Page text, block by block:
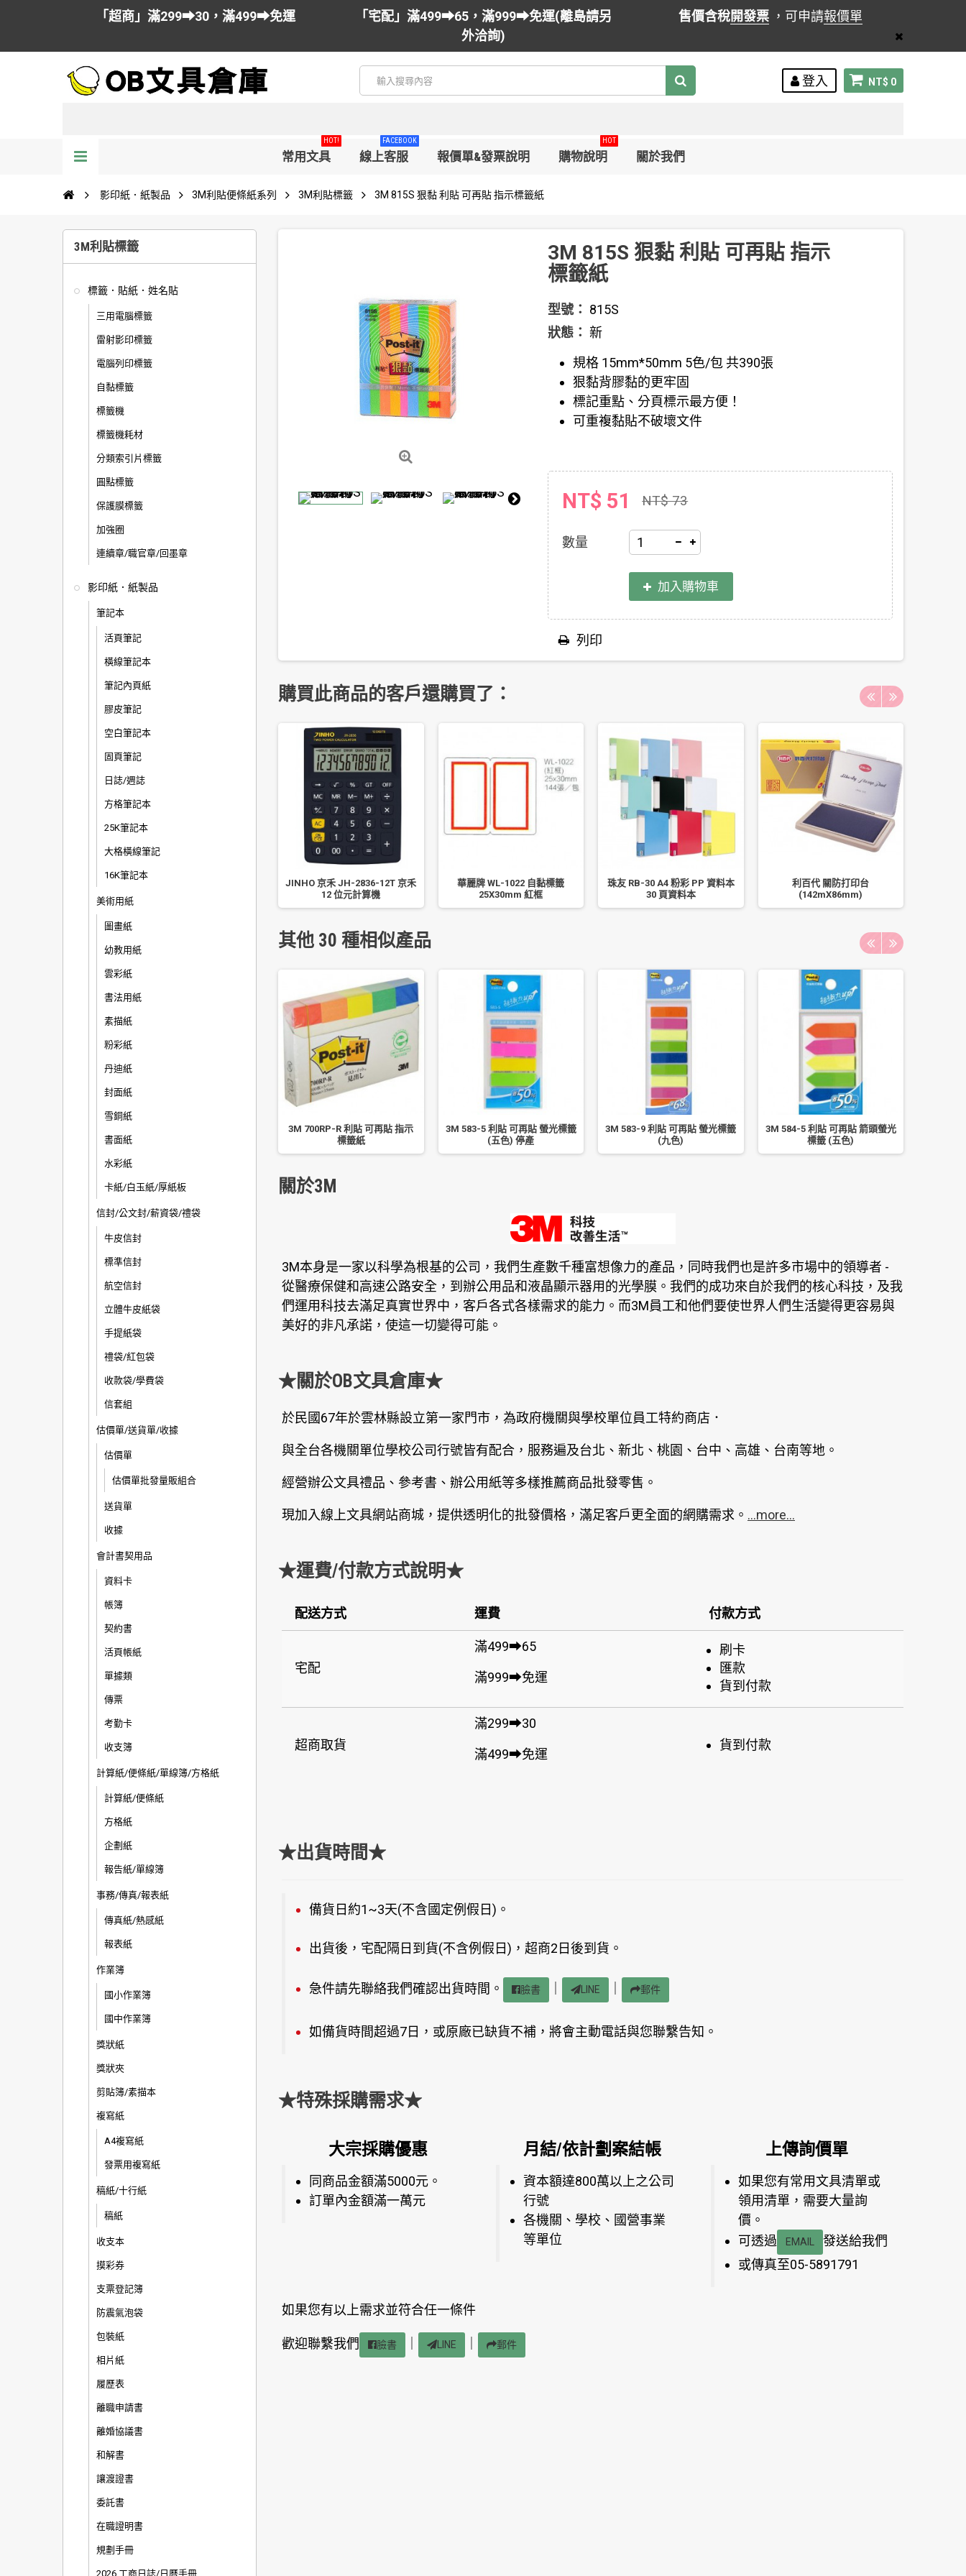
「超商」滿299➡30，滿499➡免運
「宅配」滿499➡65，滿999➡免運(離島請另
外洽詢)
售價含稅開發票 ，可申請報價單
NT$ 0
登入
常用文具
HOT!
線上客服
FACEBOOK
報價單&發票說明 購物說明
HOT
關於我們
影印紙．紙製品 3M利貼便條紙系列 3M利貼標籤 3M 815S 狠黏 利貼 可再貼 指示標籤紙
3M利貼標籤
標籤．貼紙．姓名貼
三用電腦標籤
雷射影印標籤
電腦列印標籤
自黏標籤
標籤機
標籤機耗材
分類索引片標籤
圓點標籤
保護膜標籤
加強圈
連續章/職官章/回墨章
影印紙．紙製品
筆記本
活頁筆記
橫線筆記本
筆記內頁紙
膠皮筆記
空白筆記本
固頁筆記
日誌/週誌
方格筆記本
25K筆記本
大格橫線筆記
16K筆記本
美術用紙
圖畫紙
幼教用紙
雲彩紙
書法用紙
素描紙
粉彩紙
丹迪紙
封面紙
雪銅紙
書面紙
水彩紙
卡紙/白玉紙/厚紙板
信封/公文封/薪資袋/禮袋
牛皮信封
標準信封
航空信封
立體牛皮紙袋
手提紙袋
禮袋/紅包袋
收款袋/學費袋
信套組
估價單/送貨單/收據
估價單
估價單批發量販組合
送貨單
收據
會計書契用品
資料卡
帳簿
契約書
活頁帳紙
單據類
傳票
考勤卡
收支簿
計算紙/便條紙/單線簿/方格紙
計算紙/便條紙
方格紙
企劃紙
報告紙/單線簿
事務/傳真/報表紙
傳真紙/熱感紙
報表紙
作業簿
國小作業簿
國中作業簿
獎狀紙
獎狀夾
剪貼簿/素描本
複寫紙
A4複寫紙
發票用複寫紙
稿紙/十行紙
稿紙
收支本
摸彩券
支票登記簿
防震氣泡袋
包裝紙
相片紙
履歷表
離職申請書
離婚協議書
和解書
讓渡證書
委託書
在職證明書
規劃手冊
2026 工商日誌/日曆手冊
3M 815S 狠黏 利貼 可再貼 指示
標籤紙
型號： 815S
狀態： 新
規格 15mm*50mm 5色/包 共390張
狠黏背膠黏的更牢固
標記重點、分頁標示最方便！
可重複黏貼不破壞文件
NT$ 51 NT$ 73
數量
加入購物車
列印
購買此商品的客戶還購買了：
樹德 OA-2937 [livinbox]紙飛機
JINHO 京禾 JH-2836-12T 京禾
12 位元計算機
華麗牌 WL-1022 自黏標籤
25X30mm 紅框
珠友 RB-30 A4 粉彩 PP 資料本
30 頁資料本
利百代 關防打印台
(142mX86mm)
其他 30 種相似產品
3M 700RP-R 利貼 可再貼 指示
標籤紙
3M 583-5 利貼 可再貼 螢光標籤
(五色) 停產
3M 583-9 利貼 可再貼 螢光標籤
(九色)
3M 584-5 利貼 可再貼 箭頭螢光
標籤 (五色)
關於3M
3M本身是一家以科學為根基的公司，我們生產數千種富想像力的產品，同時我們也是許多市場中的領導者 -
從醫療保健和高速公路安全，到辦公用品和液晶顯示器用的光學膜。我們的成功來自於我們的核心科技，及我
們運用科技去滿足真實世界中，客戶各式各樣需求的能力。而3M員工和他們要使世界人們生活變得更容易與
美好的非凡承諾，使這一切變得可能。
★關於OB文具倉庫★
於民國67年於雲林縣設立第一家門市，為政府機關與學校單位員工特約商店．
與全台各機關單位學校公司行號皆有配合，服務遍及台北、新北、桃園、台中、高雄、台南等地。
經營辦公文具禮品、參考書、辦公用紙等多樣推薦商品批發零售。
現加入線上文具網站商城，提供透明化的批發價格，滿足客戶更全面的網購需求。 ...more...
★運費/付款方式說明★
配送方式 運費 付款方式
宅配
滿499➡65
滿999➡免運
刷卡
匯款
貨到付款
超商取貨
滿299➡30
滿499➡免運
貨到付款
★出貨時間★
備貨日約1~3天(不含國定例假日)。
出貨後，宅配隔日到貨(不含例假日)，超商2日後到貨。
急件請先聯絡我們確認出貨時間。 臉書 LINE 郵件
如備貨時間超過7日，或原廠已缺貨不補，將會主動電話與您聯繫告知。
★特殊採購需求★
大宗採購優惠
同商品金額滿5000元。
訂單內金額滿一萬元
月結/依計劃案結帳
資本額達800萬以上之公司
行號
各機關、學校、國營事業
等單位
上傳詢價單
如果您有常用文具清單或
領用清單，需要大量詢
價。
可透過
EMAIL
發送給我們
或傳真至05-5891791
如果您有以上需求並符合任一條件
歡迎聯繫我們 臉書 LINE 郵件